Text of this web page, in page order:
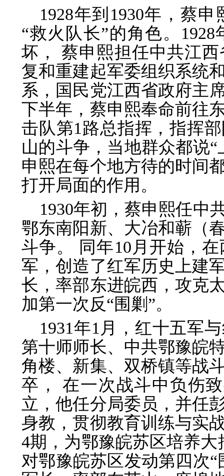
1928年到1930年，蔡
“救火队长”的角色。
坏， 蔡申熙担任中共江
复和重建起军委组织系统
系，国民党江西省政府主
下半年，蔡申熙奉命前往
击队第1路总指挥，指挥
山的斗争，当地群众都说
申熙在每个地方待的时间
打开局面的作用。
1930年初，蔡申熙任中
鄂东南阳新、大冶和蕲（
斗争。 同年10月开始，
军，创造了红军历史上建
长，率部东进皖西，攻克
加第一次反“围剿”。
1931年1月，红十五军
第十师师长、中共鄂豫皖
角楼、新集、双桥镇等战
卒， 在一次战斗中负伤
立，他任分局委员，并任
身教，贯彻教育训练与实
4期，为鄂豫皖苏区培养
对鄂豫皖苏区发动第四次